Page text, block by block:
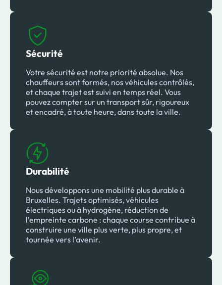
Sécurité
Votre sécurité est notre priorité absolue. Nos
chauffeurs sont formés, nos véhicules contrôlés,
et chaque trajet est suivi en temps réel. Vous
pouvez compter sur un transport sûr, rigoureux
et encadré, à toute heure, dans toute la ville.
Durabilité
Nous développons une mobilité plus durable à
Bruxelles. Trajets optimisés, véhicules
électriques ou à hydrogène, réduction de
l’empreinte carbone : chaque course contribue à
construire une ville plus verte, plus propre, et
tournée vers l’avenir.